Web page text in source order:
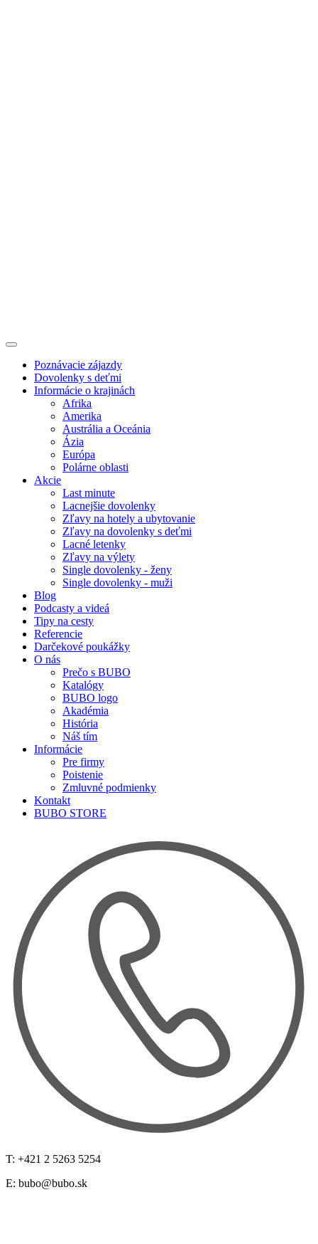
Poznávacie zájazdy
Dovolenky s deťmi
Informácie o krajinách
Afrika
Amerika
Austrália a Oceánia
Ázia
Európa
Polárne oblasti
Akcie
Last minute
Lacnejšie dovolenky
Zľavy na hotely a ubytovanie
Zľavy na dovolenky s deťmi
Lacné letenky
Zľavy na výlety
Single dovolenky - ženy
Single dovolenky - muži
Blog
Podcasty a videá
Tipy na cesty
Referencie
Darčekové poukážky
O nás
Prečo s BUBO
Katalógy
BUBO logo
Akadémia
História
Náš tím
Informácie
Pre firmy
Poistenie
Zmluvné podmienky
Kontakt
BUBO STORE
T: +421 2 5263 5254
E: bubo@bubo.sk